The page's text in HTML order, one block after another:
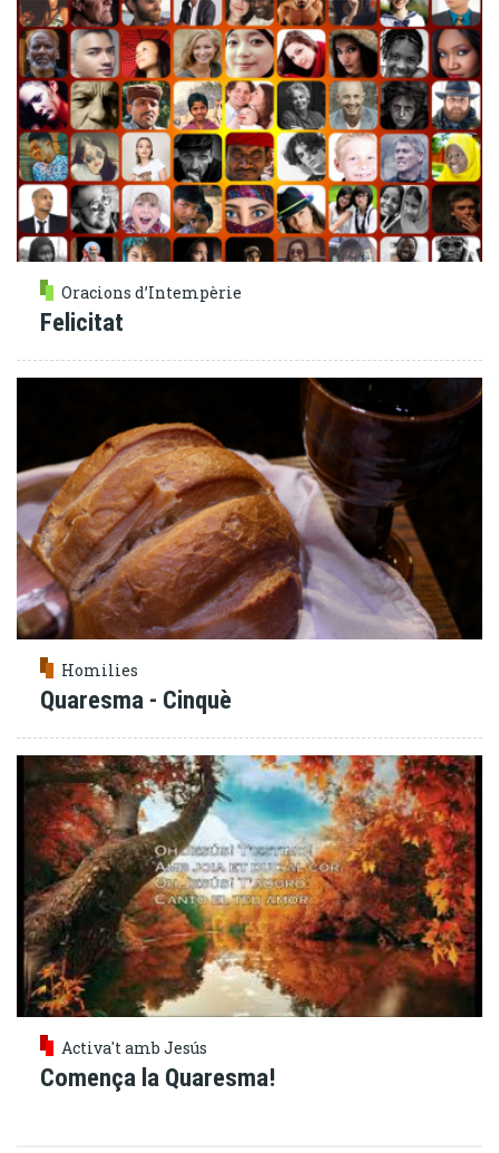
Oracions d’Intempèrie
Felicitat
Homilies
Quaresma - Cinquè
Activa't amb Jesús
Comença la Quaresma!